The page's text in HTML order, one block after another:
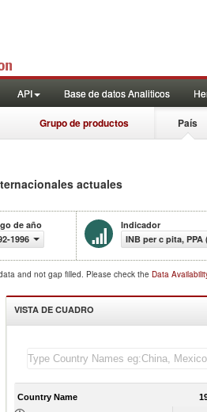
API Base de datos Analiticos
Grupo de productos País
actuales
de año
1996
Indicador
INB per c pita,
and not gap filled. Please check the Data
VISTA DE CUADRO
Country Name